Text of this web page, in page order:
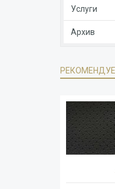
Услуги
Архив
основы
Толщина
Цвет
Ширина
рулона,
см